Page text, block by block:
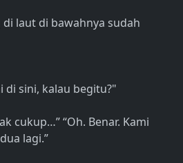
laut di bawahnya sudah
di sini, kalau begitu?"
cukup…” “Oh. Benar. Kami
lagi.”